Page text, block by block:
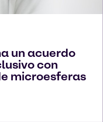
un acuerdo
con
microesferas